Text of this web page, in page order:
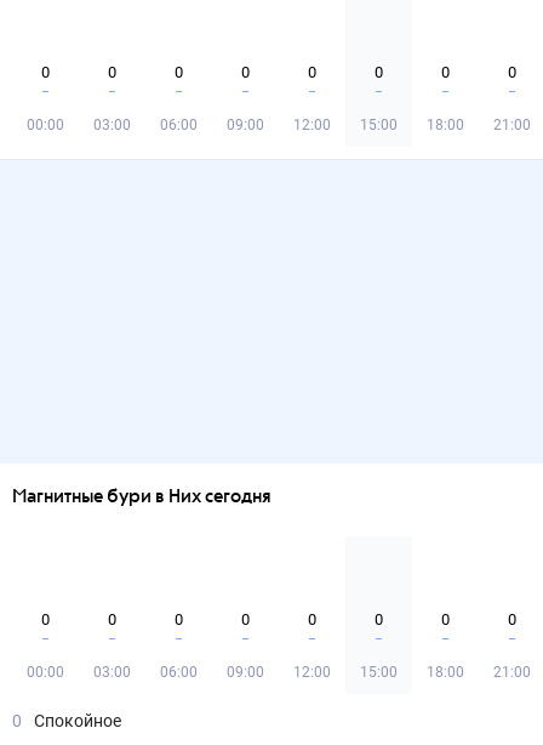
0
00:00
0
03:00
0
06:00
0
09:00
0
12:00
0
15:00
0
18:00
0
21:00
Магнитные бури в Них сегодня
0
00:00
0
03:00
0
06:00
0
09:00
0
12:00
0
15:00
0
18:00
0
21:00
0
Спокойное